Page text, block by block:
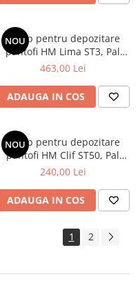
NOU
Dulap pentru depozitare
pantofi HM Lima ST3, Pal
melaminat, 2 compartimente,
463,00 Lei
ADAUGA IN COS
NOU
Dulap pentru depozitare
pantofi HM Clif ST50, Pal
melaminat, polita, stejar
240,00 Lei
ADAUGA IN COS
1 2